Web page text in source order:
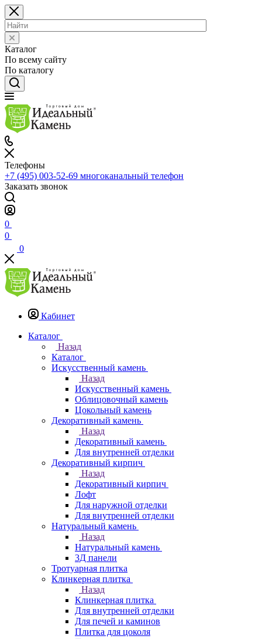
Каталог
По всему сайту
По каталогу
Телефоны
+7 (495) 003-52-69 многоканальный телефон
Заказать звонок
0
0
0
Кабинет
Каталог
Назад
Каталог
Искусственный камень
Назад
Искусственный камень
Облицовочный камень
Цокольный камень
Декоративный камень
Назад
Декоративный камень
Для внутренней отделки
Декоративный кирпич
Назад
Декоративный кирпич
Лофт
Для наружной отделки
Для внутренней отделки
Натуральный камень
Назад
Натуральный камень
3Д панели
Тротуарная плитка
Клинкерная плитка
Назад
Клинкерная плитка
Для внутренней отделки
Для печей и каминов
Плитка для цоколя